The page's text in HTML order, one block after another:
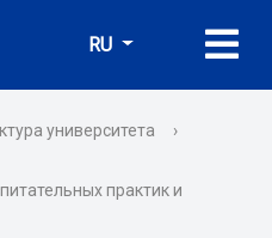
RU
университета
›
практик и